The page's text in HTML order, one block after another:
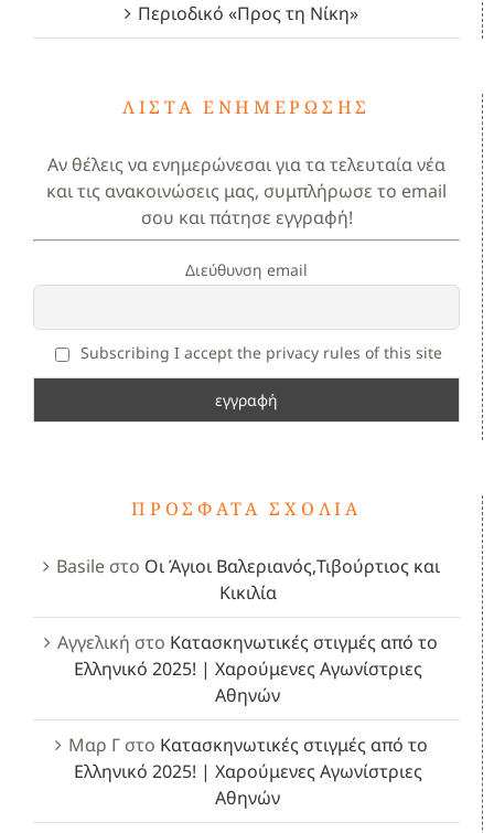
Περιοδικό «Προς τη Νίκη»
ΛΊΣΤΑ ΕΝΗΜΈΡΩΣΗΣ
Αν θέλεις να ενημερώνεσαι για τα τελευταία νέα
και τις ανακοινώσεις μας, συμπλήρωσε το email
σου και πάτησε εγγραφή!
Διεύθυνση email
Subscribing I accept the privacy rules of this site
ΠΡΌΣΦΑΤΑ ΣΧΌΛΙΑ
Basileστο Οι Άγιοι Βαλεριανός,Τιβούρτιος και
Κικιλία
Αγγελική στο Κατασκηνωτικές στιγμές από το
Ελληνικό 2025! | Χαρούμενες Αγωνίστριες
Αθηνών
Μαρ Γστο Κατασκηνωτικές στιγμές από το
Ελληνικό 2025! | Χαρούμενες Αγωνίστριες
Αθηνών